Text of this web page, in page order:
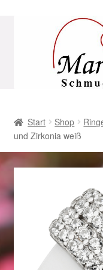
Navigation
AGB
Beispiel-Seite
Datenschutz
Geschenke zu
Geschenke zu
Start Shop
und Zirkonia weiß